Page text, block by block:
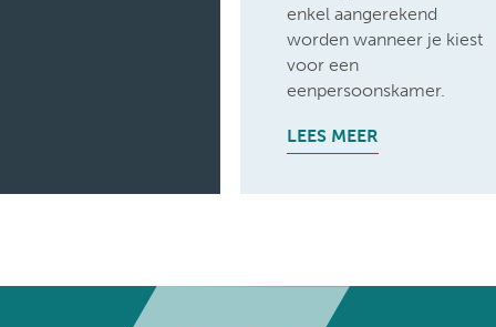
enkel aangerekend
worden wanneer je kiest
voor een
eenpersoonskamer.
LEES MEER